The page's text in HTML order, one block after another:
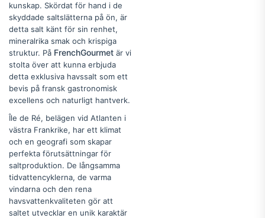
kunskap. Skördat för hand i de
skyddade saltslätterna på ön, är
detta salt känt för sin renhet,
mineralrika smak och krispiga
struktur. På FrenchGourmet är vi
stolta över att kunna erbjuda
detta exklusiva havssalt som ett
bevis på fransk gastronomisk
excellens och naturligt hantverk.
Île de Ré, belägen vid Atlanten i
västra Frankrike, har ett klimat
och en geografi som skapar
perfekta förutsättningar för
saltproduktion. De långsamma
tidvattencyklerna, de varma
vindarna och den rena
havsvattenkvaliteten gör att
saltet utvecklar en unik karaktär